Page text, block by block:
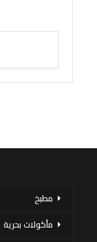
مطبخ
مأكولات بحرية